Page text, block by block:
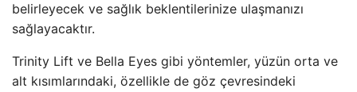
belirleyecek ve sağlık beklentilerinize ulaşmanızı
sağlayacaktır.
Trinity Lift ve Bella Eyes gibi yöntemler, yüzün orta ve
alt kısımlarındaki, özellikle de göz çevresindeki